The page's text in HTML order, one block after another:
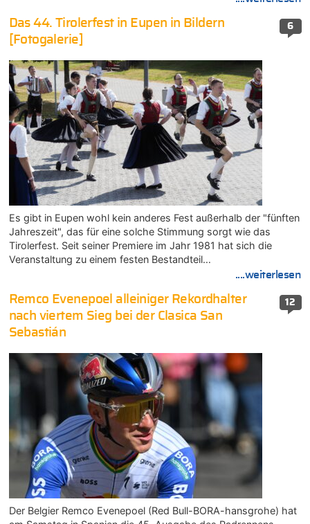
6
Das 44. Tirolerfest in Eupen in Bildern
[Fotogalerie]
Es gibt in Eupen wohl kein anderes Fest außerhalb der "fünften
Jahreszeit", das für eine solche Stimmung sorgt wie das
Tirolerfest. Seit seiner Premiere im Jahr 1981 hat sich die
Veranstaltung zu einem festen Bestandteil…
....weiterlesen
12
Remco Evenepoel alleiniger Rekordhalter
nach viertem Sieg bei der Clasica San
Sebastián
Der Belgier Remco Evenepoel (Red Bull-BORA-hansgrohe) hat